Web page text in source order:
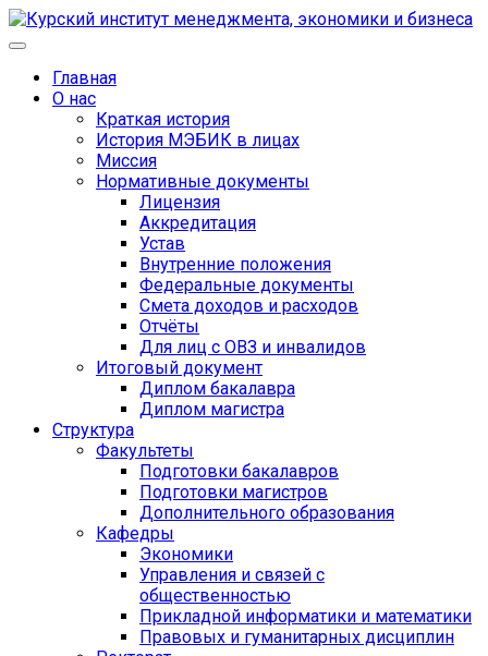
Главная
О нас
Краткая история
История МЭБИК в лицах
Миссия
Нормативные документы
Лицензия
Аккредитация
Устав
Внутренние положения
Федеральные документы
Смета доходов и расходов
Отчёты
Для лиц с ОВЗ и инвалидов
Итоговый документ
Диплом бакалавра
Диплом магистра
Структура
Факультеты
Подготовки бакалавров
Подготовки магистров
Дополнительного образования
Кафедры
Экономики
Управления и связей с
общественностью
Прикладной информатики и математики
Правовых и гуманитарных дисциплин